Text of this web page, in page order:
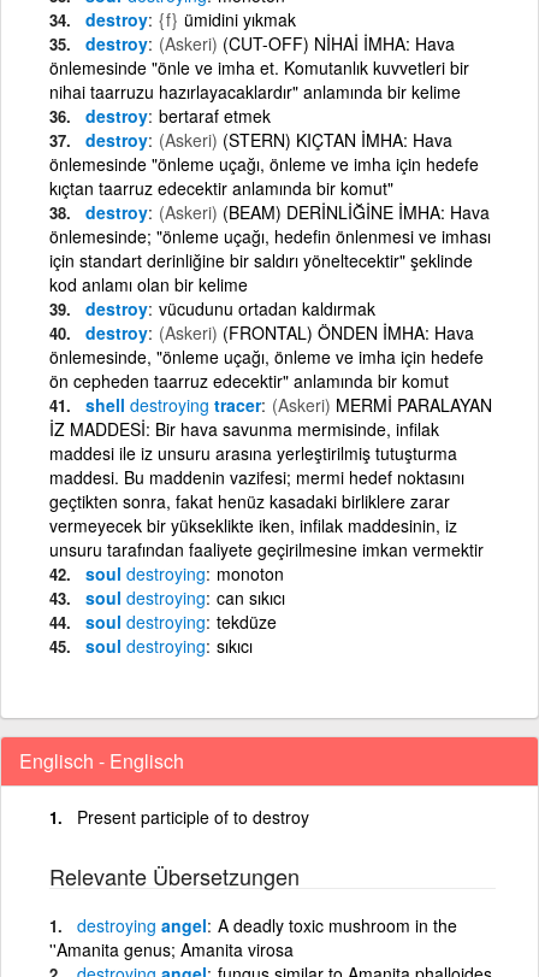
destroy {f} ümidini yıkmak
destroy (Askeri) (CUT-OFF) NİHAİ İMHA: Hava
önlemesinde "önle ve imha et. Komutanlık kuvvetleri bir
nihai taarruzu hazırlayacaklardır" anlamında bir kelime
destroy bertaraf etmek
destroy (Askeri) (STERN) KIÇTAN İMHA: Hava
önlemesinde "önleme uçağı, önleme ve imha için hedefe
kıçtan taarruz edecektir anlamında bir komut"
destroy (Askeri) (BEAM) DERİNLİĞİNE İMHA: Hava
önlemesinde; "önleme uçağı, hedefin önlenmesi ve imhası
için standart derinliğine bir saldırı yöneltecektir" şeklinde
kod anlamı olan bir kelime
destroy vücudunu ortadan kaldırmak
destroy (Askeri) (FRONTAL) ÖNDEN İMHA: Hava
önlemesinde, "önleme uçağı, önleme ve imha için hedefe
ön cepheden taarruz edecektir" anlamında bir komut
shell destroying tracer (Askeri) MERMİ PARALAYAN
İZ MADDESİ: Bir hava savunma mermisinde, infilak
maddesi ile iz unsuru arasına yerleştirilmiş tutuşturma
maddesi. Bu maddenin vazifesi; mermi hedef noktasını
geçtikten sonra, fakat henüz kasadaki birliklere zarar
vermeyecek bir yükseklikte iken, infilak maddesinin, iz
unsuru tarafından faaliyete geçirilmesine imkan vermektir
soul destroying monoton
soul destroying can sıkıcı
soul destroying tekdüze
soul destroying sıkıcı
Englisch - Englisch
Present participle of to destroy
Relevante Übersetzungen
destroying angel A deadly toxic mushroom in the
''Amanita genus; Amanita virosa